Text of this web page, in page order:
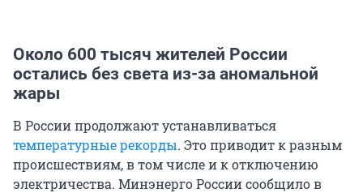
Около 600 тысяч жителей России
остались без света из-за аномальной
жары
В России продолжают устанавливаться
температурные рекорды. Это приводит к разным
происшествиям, в том числе и к отключению
электричества. Минэнерго России сообщило в